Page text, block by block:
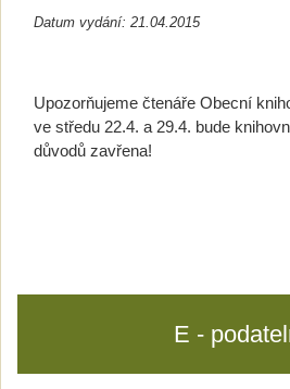
Datum vydání: 21.04.2015
Upozorňujeme čtenáře Obecní
ve středu 22.4. a 29.4. bude
důvodů zavřena!
E -